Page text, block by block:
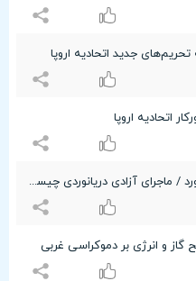
جدید اتحادیه اروپا
اتحادیه اروپا
تحریم‌های تازه اروپا علیه ایران کلید خورد / ماجرای آزادی دریانوردی چیست؟
گاز و انرژی بر دموکراسی غربی